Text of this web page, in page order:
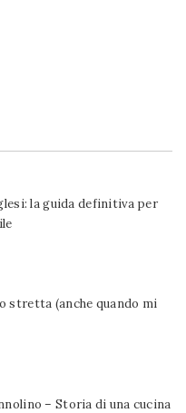
la guida definitiva per
stretta (anche quando mi
– Storia di una cucina